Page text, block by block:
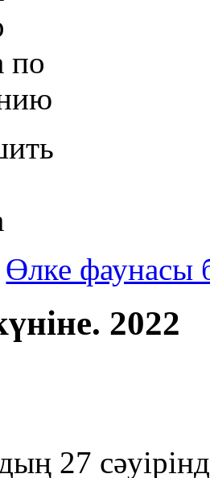
Өлке фаунасы
2022
27